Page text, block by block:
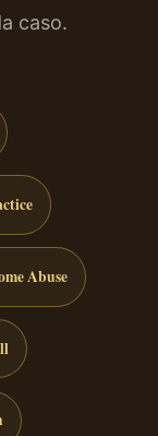
caso.
Abuse